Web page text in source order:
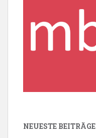
NEUESTE BEITRÄGE